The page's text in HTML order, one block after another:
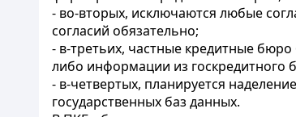
- во-вторых, исключаются любые
согласий обязательно;
- в-третьих, частные кредитные
либо информации из госкредитного
- в-четвертых, планируется
государственных баз данных.